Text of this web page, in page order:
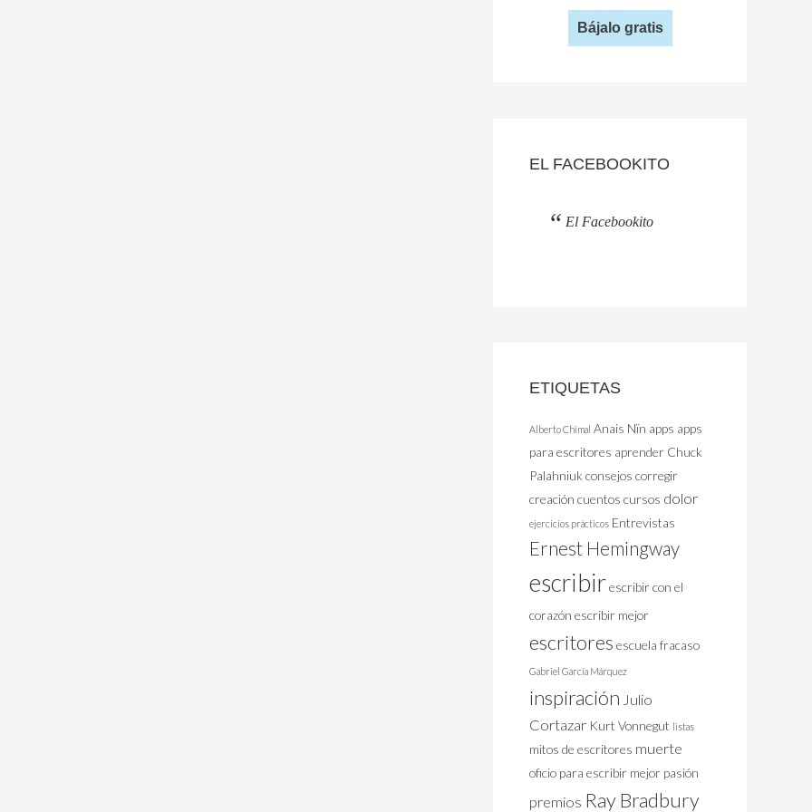
Bájalo gratis
EL FACEBOOKITO
El Facebookito
ETIQUETAS
Alberto Chimal Anais Nïn apps apps
para escritores aprender Chuck
Palahniukconsejos corregir
creación cuentos cursos dolor
ejercicios prácticos Entrevistas
Ernest Hemingway
escribirescribir con el
corazón escribir mejor
escritores escuela fracaso
Gabriel García Márquez
inspiración Julio
Cortazar Kurt Vonnegut listas
mitos de escritores muerte
oficio para escribir mejor pasión
premios Ray Bradbury